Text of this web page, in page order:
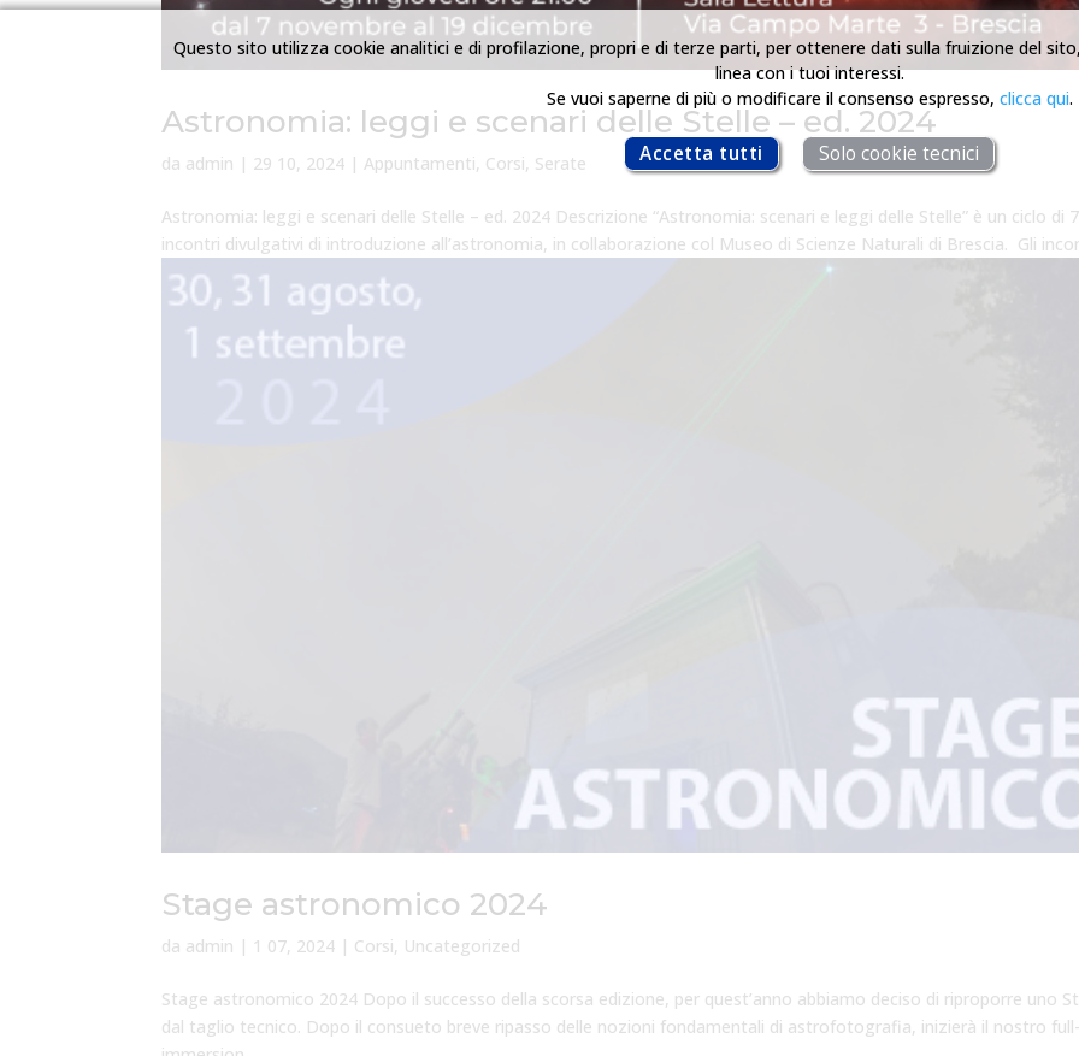
Astronomia: leggi e scenari delle Stelle – ed. 2024
da admin | 29 10, 2024 | Appuntamenti, Corsi, Serate
Astronomia: leggi e scenari delle Stelle – ed. 2024 Descrizione “Astronomia: scenari e leggi delle Stelle” è un ciclo di 7
incontri divulgativi di introduzione all’astronomia, in collaborazione col Museo di Scienze Naturali di Brescia. Gli
Stage astronomico 2024
da admin | 1 07, 2024 | Corsi, Uncategorized
Stage astronomico 2024 Dopo il successo della scorsa edizione, per quest’anno abbiamo deciso di riproporre uno
dal taglio tecnico. Dopo il consueto breve ripasso delle nozioni fondamentali di astrofotografia, inizierà il nostro full-
Questo sito utilizza cookie analitici e di profilazione, propri e di terze parti, per ottenere dati sulla fruizione del
linea con i tuoi interessi.
Se vuoi saperne di più o modificare il consenso espresso, clicca qui.
Accetta tutti Solo cookie tecnici